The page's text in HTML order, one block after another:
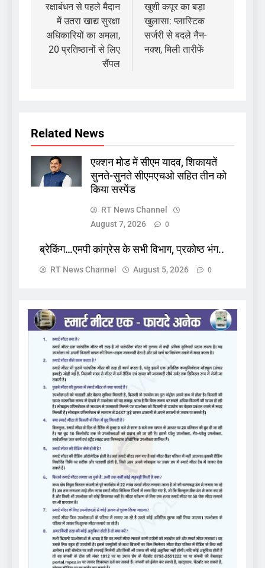
navigation
रक्षाबंधन से पहले मैदान
में उतरा खाद्य सुरक्षा
अधिकारियों का अमला,
20 प्रतिष्ठानों से लिए
सैंपल
खुशी कपूर का बड़ा
खुलासा: प्लास्टिक
सर्जरी से बदले नैन-
नक्श, मिली तारीफें
Related News
एक्शन मोड में सीएम यादव, शिकायतें
सुनते-सुनते सीएमएचओ सहित तीन को
किया सस्पेंड
RT News Channel
August 7, 2026
0
ब्रेकिंग…एमपी कांग्रेस के सभी विभाग, प्रकोष्ठ भंग..
RT News Channel August 5, 2026 0